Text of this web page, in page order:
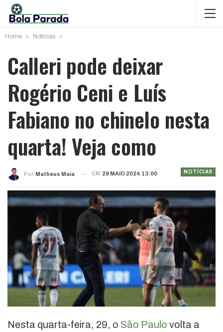
Home Notícias
Calleri pode deixar
Rogério Ceni e Luís
Fabiano no chinelo nesta
quarta! Veja como
NOTÍCIAS
Por Matheus Maia EM 29 MAIO 2024 13:00
Nesta quarta-feira, 29, o São Paulo volta a